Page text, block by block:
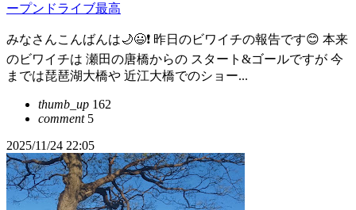
ープンドライブ最高
みなさんこんばんは🌙😃❗ 昨日のビワイチの報告です😊 本来
のビワイチは 瀬田の唐橋からの スタート&ゴールですが 今
までは琵琶湖大橋や 近江大橋でのショー...
thumb_up 162
comment5
2025/11/24 22:05